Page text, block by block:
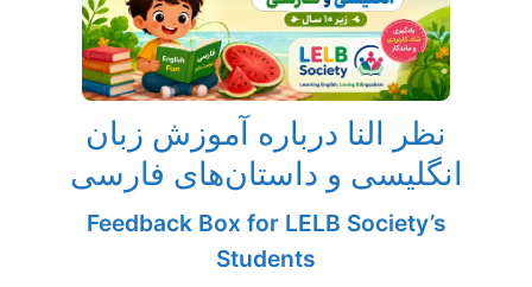
نظر النا درباره آموزش زبان
انگلیسی و داستان‌های فارسی
Feedback Box for LELB Society’s
Students